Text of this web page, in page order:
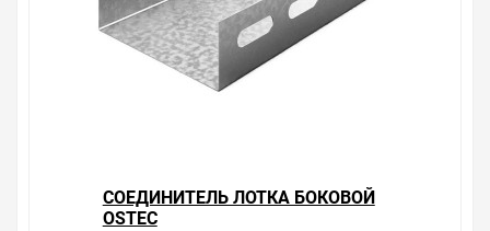
СОЕДИНИТЕЛЬ ЛОТКА БОКОВОЙ
OSTEC